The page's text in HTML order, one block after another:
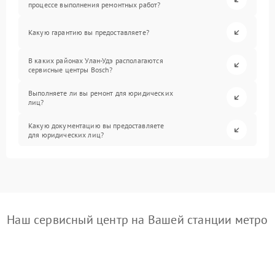
процессе выполнения ремонтных работ?
Какую гарантию вы предоставляете?
В каких районах Улан-Удэ располагаются
сервисные центры Bosch?
Выполняете ли вы ремонт для юридических
лиц?
Какую документацию вы предоставляете
для юридических лиц?
Наш сервисный центр на Вашей станции метро